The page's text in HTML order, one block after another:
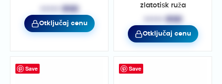
Otključaj cenu
zlatotisk ruža
Otključaj cenu
Save Save